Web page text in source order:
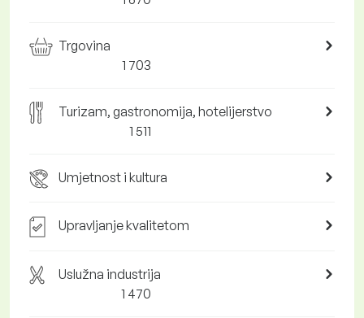
Trgovina
1 703
Turizam, gastronomija, hotelijerstvo
1 511
Umjetnost i kultura
Upravljanje kvalitetom
Uslužna industrija
1 470